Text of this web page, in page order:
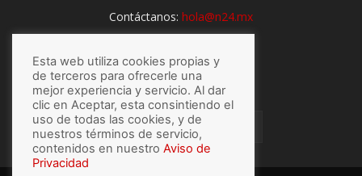
Contáctanos: hola@n24.mx
SÍGUENOS
Esta web utiliza cookies propias y
de terceros para ofrecerle una
mejor experiencia y servicio. Al dar
clic en Aceptar, esta consintiendo el
uso de todas las cookies, y de
nuestros términos de servicio,
contenidos en nuestro Aviso de
Privacidad